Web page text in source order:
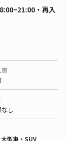
・再入
庫
し
大型車・SUV